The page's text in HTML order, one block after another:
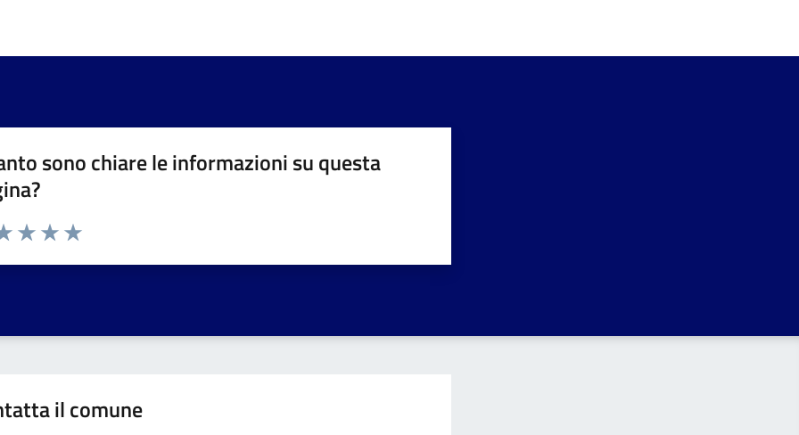
sono chiare le informazioni su questa
1 a 5 stelle la pagina
il comune